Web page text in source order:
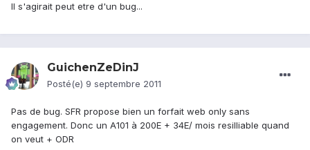
Il s'agirait peut etre d'un bug...
GuichenZeDinJ
Posté(e) 9 septembre 2011
Pas de bug. SFR propose bien un forfait web only sans
engagement. Donc un A101 à 200E + 34E/ mois resilliable quand
on veut + ODR